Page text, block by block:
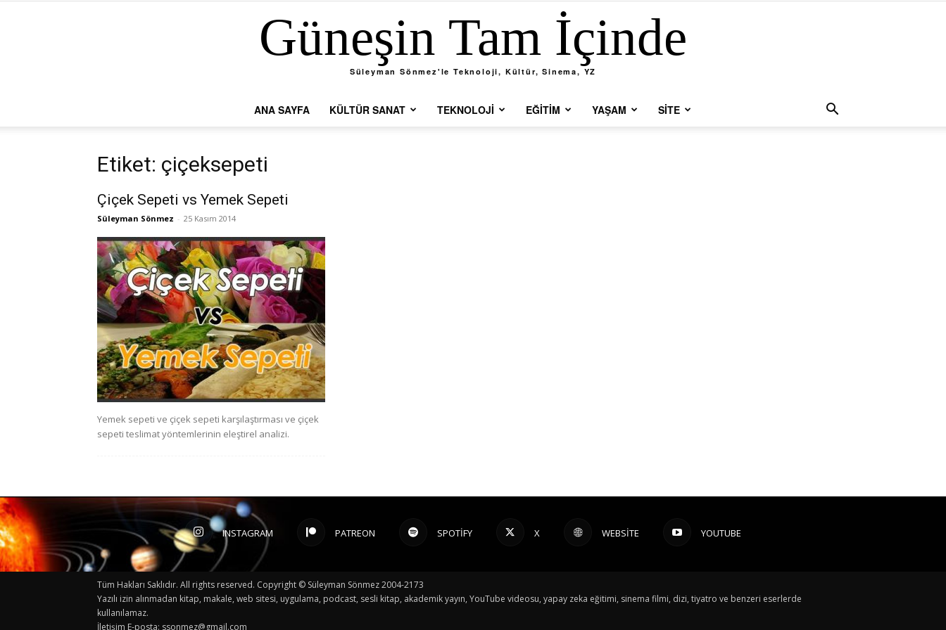
Güneşin Tam İçinde
Süleyman Sönmez'le Teknoloji, Kültür, Sinema, YZ
ANA SAYFA KÜLTÜR SANAT TEKNOLOJI EĞITIM YAŞAM SİTE
Etiket: çiçeksepeti
Çiçek Sepeti vs Yemek Sepeti
Süleyman Sönmez - 25 Kasım 2014
Yemek sepeti ve çiçek sepeti karşılaştırması ve çiçek
sepeti teslimat yöntemlerinin eleştirel analizi.
INSTAGRAM PATREON SPOTIFY X WEBSITE YOUTUBE
Tüm Hakları Saklıdır. All rights reserved. Copyright © Süleyman Sönmez 2004-2173
Yazılı izin alınmadan kitap, makale, web sitesi, uygulama, podcast, sesli kitap, akademik yayın, YouTube videosu, yapay zeka eğitimi, sinema filmi, dizi, tiyatro ve benzeri eserlerde
kullanılamaz.
İletişim E-posta: ssonmez@gmail.com